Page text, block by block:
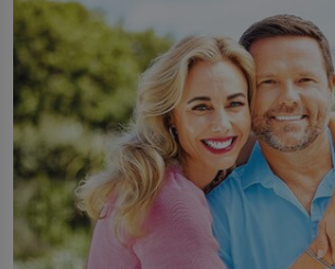
větší harmonii a klid. Je důležité